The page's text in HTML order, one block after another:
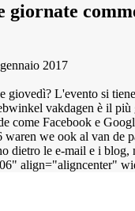
2017
giovedì? L'evento si
vakdagen è il più
come Facebook e
dietro le e-mail e i
align="aligncenter"